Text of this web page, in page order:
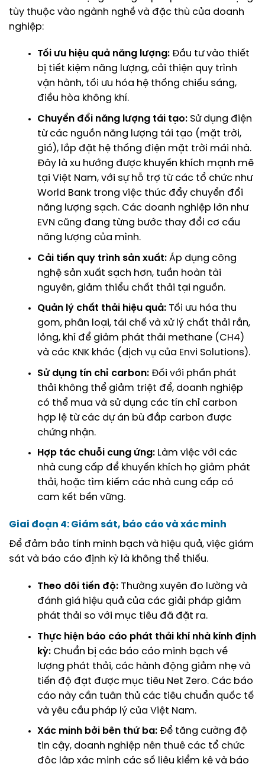
tùy thuộc vào ngành nghề và đặc thù của doanh
nghiệp:
Tối ưu hiệu quả năng lượng: Đầu tư vào thiết
bị tiết kiệm năng lượng, cải thiện quy trình
vận hành, tối ưu hóa hệ thống chiếu sáng,
điều hòa không khí.
Chuyển đổi năng lượng tái tạo: Sử dụng điện
từ các nguồn năng lượng tái tạo (mặt trời,
gió), lắp đặt hệ thống điện mặt trời mái nhà.
Đây là xu hướng được khuyến khích mạnh mẽ
tại Việt Nam, với sự hỗ trợ từ các tổ chức như
World Bank trong việc thúc đẩy chuyển đổi
năng lượng sạch. Các doanh nghiệp lớn như
EVN cũng đang từng bước thay đổi cơ cấu
năng lượng của mình.
Cải tiến quy trình sản xuất: Áp dụng công
nghệ sản xuất sạch hơn, tuần hoàn tài
nguyên, giảm thiểu chất thải tại nguồn.
Quản lý chất thải hiệu quả: Tối ưu hóa thu
gom, phân loại, tái chế và xử lý chất thải rắn,
lỏng, khí để giảm phát thải methane (CH4)
và các KNK khác (dịch vụ của Envi Solutions).
Sử dụng tín chỉ carbon: Đối với phần phát
thải không thể giảm triệt để, doanh nghiệp
có thể mua và sử dụng các tín chỉ carbon
hợp lệ từ các dự án bù đắp carbon được
chứng nhận.
Hợp tác chuỗi cung ứng: Làm việc với các
nhà cung cấp để khuyến khích họ giảm phát
thải, hoặc tìm kiếm các nhà cung cấp có
cam kết bền vững.
Giai đoạn 4: Giám sát, báo cáo và xác minh
Để đảm bảo tính minh bạch và hiệu quả, việc giám
sát và báo cáo định kỳ là không thể thiếu.
Theo dõi tiến độ: Thường xuyên đo lường và
đánh giá hiệu quả của các giải pháp giảm
phát thải so với mục tiêu đã đặt ra.
Thực hiện báo cáo phát thải khí nhà kính định
kỳ: Chuẩn bị các báo cáo minh bạch về
lượng phát thải, các hành động giảm nhẹ và
tiến độ đạt được mục tiêu Net Zero. Các báo
cáo này cần tuân thủ các tiêu chuẩn quốc tế
và yêu cầu pháp lý của Việt Nam.
Xác minh bởi bên thứ ba: Để tăng cường độ
tin cậy, doanh nghiệp nên thuê các tổ chức
độc lập xác minh các số liệu kiểm kê và báo